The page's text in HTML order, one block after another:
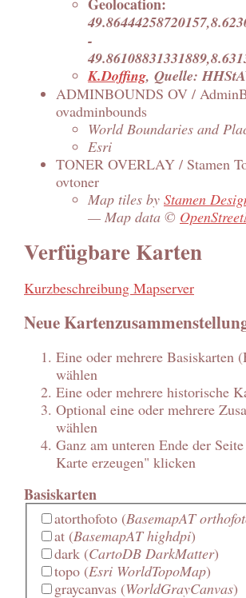
-
K.Doffing, Quelle:
ADMINBOUNDS OV /
ovadminbounds
World Boundaries and
Esri
TONER OVERLAY / Stamen
ovtoner
Map tiles by Stamen
— Map data ©
Verfügbare Karten
Kurzbeschreibung Mapserver
Neue
Eine oder mehrere Basiskarten
wählen
Eine oder mehrere historische
Optional eine oder mehrere
wählen
Ganz am unteren Ende der
Karte erzeugen" klicken
Basiskarten
atorthofoto(BasemapAT
at(BasemapAT highdpi)
dark(CartoDB DarkMatter)
topo(Esri WorldTopoMap)
graycanvas(WorldGrayCanvas)